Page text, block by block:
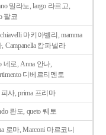
밀라노, largo 라르고,
팔코
마키아벨리, mamma
Campanella 캄파넬라
네로, Anna 안나,
디베르티멘토
피사, prima 프리마
콴도, queto 퀘토
로마, Marconi 마르코니